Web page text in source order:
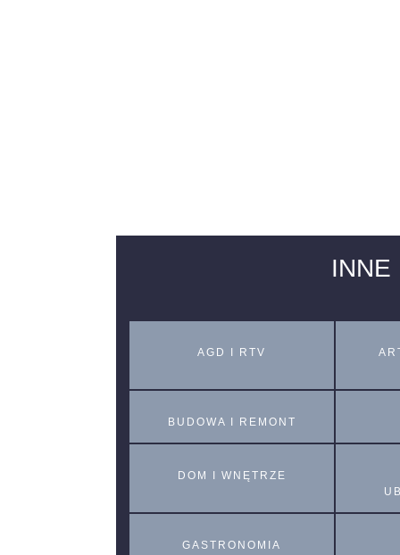
INNE
AGD I RTV
BUDOWA I REMONT
DOM I WNĘTRZE
GASTRONOMIA